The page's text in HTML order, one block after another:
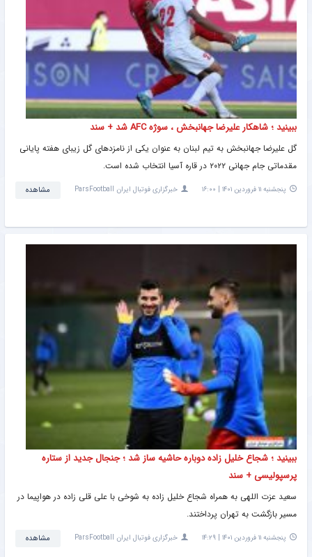
ببینید ؛ شاهکار علیرضا جهانبخش ، سوژه AFC شد + سند
گل علیرضا جهانبخش به تیم لبنان به عنوان یکی از نامزدهای گل زیبای هفته پایانی
مقدماتی جام جهانی ۲۰۲۲ در قاره آسیا انتخاب شده است.
پنجشنبه ۱۱ فروردین ۱۴۰۱ | ۱۶:۰۰ خبرگزاری فوتبال ایران ParsFootball مشاهده
ببینید ؛ شجاع خلیل زاده دوباره حاشیه ساز شد ؛ جنجال جدید از ستاره
پرسپولیسی + سند
سعید عزت اللهی به همراه شجاع خلیل زاده به شوخی با علی قلی زاده در هواپیما در
مسیر بازگشت به تهران پرداختند.
پنجشنبه ۱۱ فروردین ۱۴۰۱ | ۱۴:۲۹ خبرگزاری فوتبال ایران ParsFootball مشاهده